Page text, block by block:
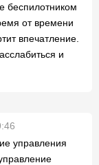
беспилотником
от времени
впечатление.
и
управления